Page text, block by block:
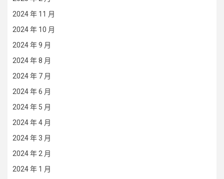
2024 年 11 月
2024 年 10 月
2024 年 9 月
2024 年 8 月
2024 年 7 月
2024 年 6 月
2024 年 5 月
2024 年 4 月
2024 年 3 月
2024 年 2 月
2024 年 1 月